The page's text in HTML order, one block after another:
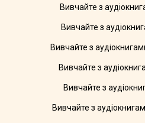
Вивчайте з
Вивчайте з
Вивчайте з
Вивчайте з
Вивчайте з
Вивчайте з